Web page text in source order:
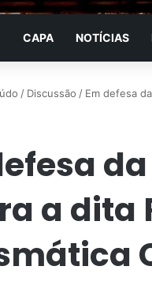
CAPA NOTÍCIAS
/ Discussão / Em defesa
a dita